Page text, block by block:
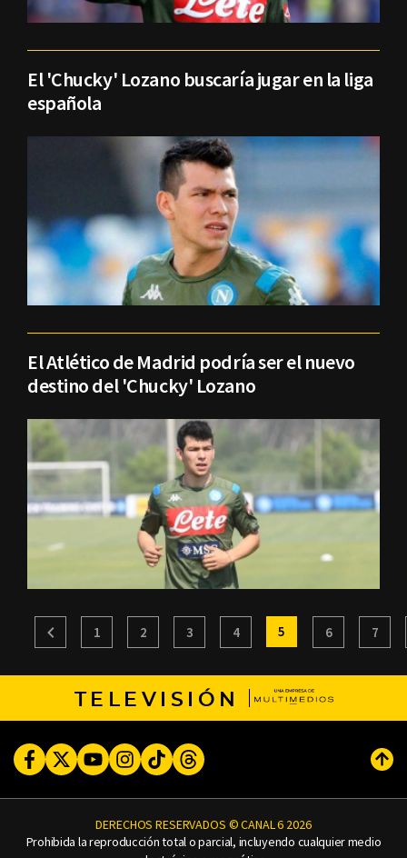
El 'Chucky' Lozano buscaría jugar en la liga
española
El Atlético de Madrid podría ser el nuevo
destino del 'Chucky' Lozano
1 2 3 4 5 6 7
TELEVISIÓN
FacebookTwitterYoutubeInstagram
TikTokThreads
DERECHOS RESERVADOS © CANAL 6 2026
Prohibida la reproducción total o parcial, incluyendo cualquier medio